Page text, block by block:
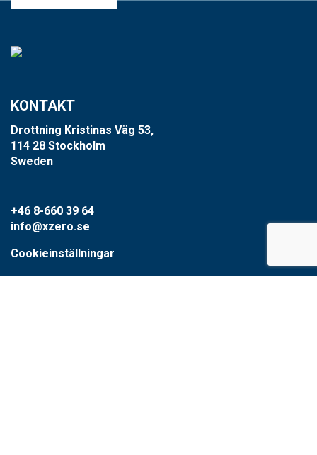
KONTAKT
Drottning Kristinas Väg 53,
114 28 Stockholm
Sweden
+46 8-660 39 64
info@xzero.se
Cookieinställningar